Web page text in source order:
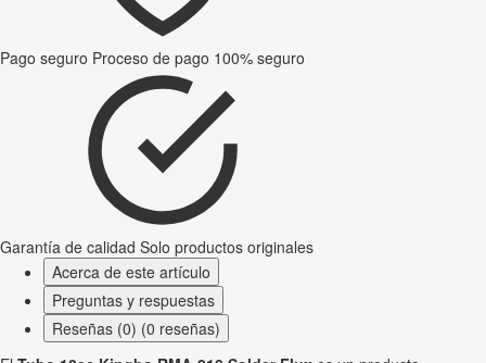
Pago seguro Proceso de pago 100% seguro
Garantía de calidad Solo productos originales
Acerca de este artículo
Preguntas y respuestas
Reseñas (0) (0 reseñas)